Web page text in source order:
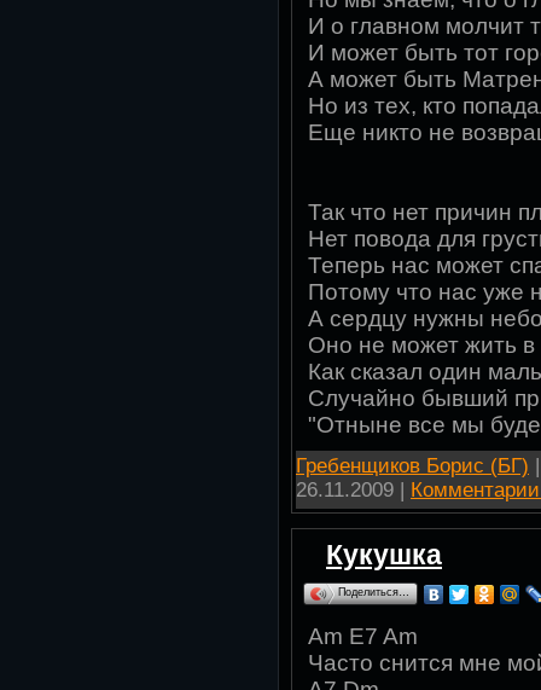
И о главном молчит
И может быть тот
А может быть
Но из тех, кто
Еще никто не
Так что нет причин
Нет повода для
Теперь нас может
Потому что нас уже
А сердцу нужны
Оно не может жить в
Как сказал один
Случайно бывший
"Отныне все мы
Гребенщиков Борис (БГ)
26.11.2009 |
Кукушка
Поделиться…
Am E7 Am
Часто снится мне